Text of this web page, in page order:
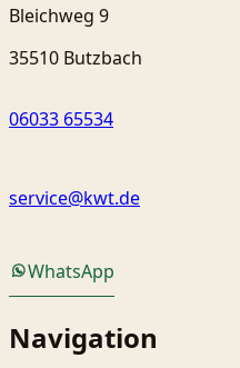
Bleichweg 9
35510 Butzbach
06033 65534
service@kwt.de
WhatsApp
Navigation